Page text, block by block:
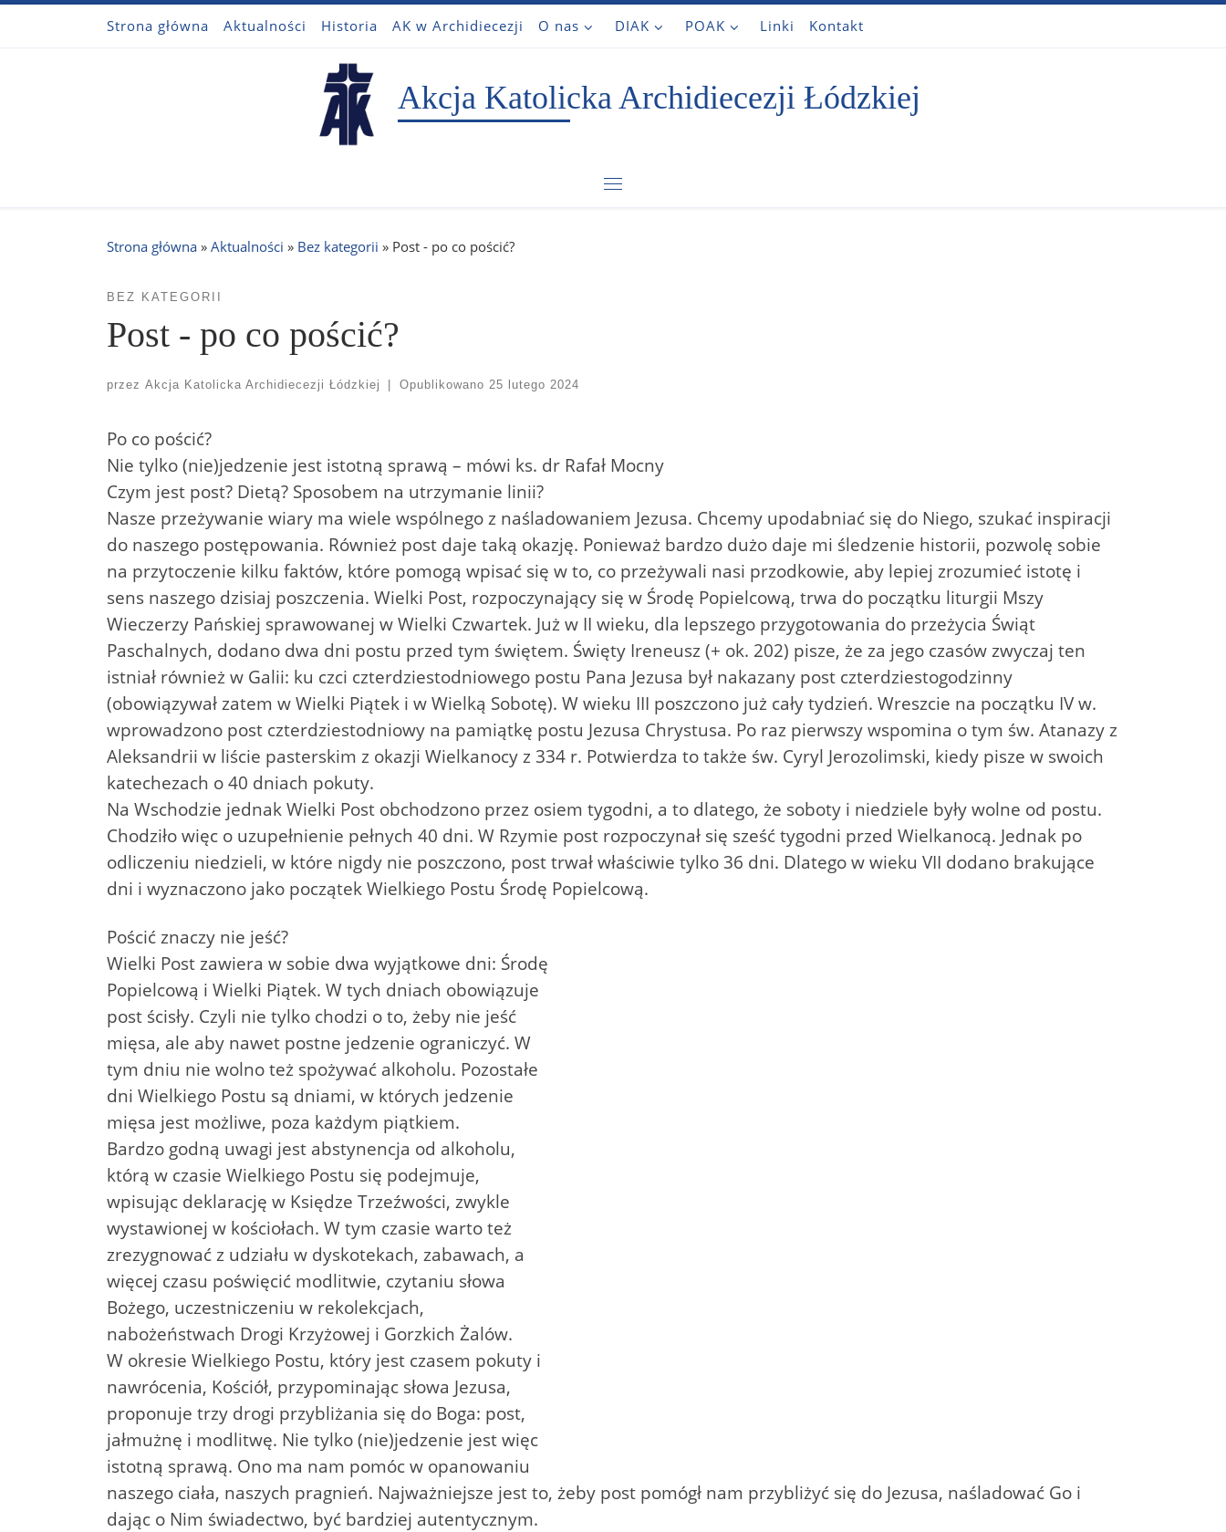
Przejdź do treściStrona główna Aktualności Historia AK w Archidiecezji O nas DIAK POAK Linki Kontakt
Akcja Katolicka Archidiecezji Łódzkiej
Strona główna » Aktualności » Bez kategorii » Post - po co pościć?
BEZ KATEGORII
Post - po co pościć?
przez Akcja Katolicka Archidiecezji Łódzkiej Opublikowano 25 lutego 2024
Po co pościć?
Nie tylko (nie)jedzenie jest istotną sprawą – mówi ks. dr Rafał Mocny
Czym jest post? Dietą? Sposobem na utrzymanie linii?
Nasze przeżywanie wiary ma wiele wspólnego z naśladowaniem Jezusa. Chcemy upodabniać się do Niego, szukać inspiracji
do naszego postępowania. Również post daje taką okazję. Ponieważ bardzo dużo daje mi śledzenie historii, pozwolę sobie
na przytoczenie kilku faktów, które pomogą wpisać się w to, co przeżywali nasi przodkowie, aby lepiej zrozumieć istotę i
sens naszego dzisiaj poszczenia. Wielki Post, rozpoczynający się w Środę Popielcową, trwa do początku liturgii Mszy
Wieczerzy Pańskiej sprawowanej w Wielki Czwartek. Już w II wieku, dla lepszego przygotowania do przeżycia Świąt
Paschalnych, dodano dwa dni postu przed tym świętem. Święty Ireneusz (+ ok. 202) pisze, że za jego czasów zwyczaj ten
istniał również w Galii: ku czci czterdziestodniowego postu Pana Jezusa był nakazany post czterdziestogodzinny
(obowiązywał zatem w Wielki Piątek i w Wielką Sobotę). W wieku III poszczono już cały tydzień. Wreszcie na początku IV w.
wprowadzono post czterdziestodniowy na pamiątkę postu Jezusa Chrystusa. Po raz pierwszy wspomina o tym św. Atanazy z
Aleksandrii w liście pasterskim z okazji Wielkanocy z 334 r. Potwierdza to także św. Cyryl Jerozolimski, kiedy pisze w swoich
katechezach o 40 dniach pokuty.
Na Wschodzie jednak Wielki Post obchodzono przez osiem tygodni, a to dlatego, że soboty i niedziele były wolne od postu.
Chodziło więc o uzupełnienie pełnych 40 dni. W Rzymie post rozpoczynał się sześć tygodni przed Wielkanocą. Jednak po
odliczeniu niedzieli, w które nigdy nie poszczono, post trwał właściwie tylko 36 dni. Dlatego w wieku VII dodano brakujące
dni i wyznaczono jako początek Wielkiego Postu Środę Popielcową.
Pościć znaczy nie jeść?
Wielki Post zawiera w sobie dwa wyjątkowe dni: Środę
Popielcową i Wielki Piątek. W tych dniach obowiązuje
post ścisły. Czyli nie tylko chodzi o to, żeby nie jeść
mięsa, ale aby nawet postne jedzenie ograniczyć. W
tym dniu nie wolno też spożywać alkoholu. Pozostałe
dni Wielkiego Postu są dniami, w których jedzenie
mięsa jest możliwe, poza każdym piątkiem.
Bardzo godną uwagi jest abstynencja od alkoholu,
którą w czasie Wielkiego Postu się podejmuje,
wpisując deklarację w Księdze Trzeźwości, zwykle
wystawionej w kościołach. W tym czasie warto też
zrezygnować z udziału w dyskotekach, zabawach, a
więcej czasu poświęcić modlitwie, czytaniu słowa
Bożego, uczestniczeniu w rekolekcjach,
nabożeństwach Drogi Krzyżowej i Gorzkich Żalów.
W okresie Wielkiego Postu, który jest czasem pokuty i
nawrócenia, Kościół, przypominając słowa Jezusa,
proponuje trzy drogi przybliżania się do Boga: post,
jałmużnę i modlitwę. Nie tylko (nie)jedzenie jest więc
istotną sprawą. Ono ma nam pomóc w opanowaniu
naszego ciała, naszych pragnień. Najważniejsze jest to, żeby post pomógł nam przybliżyć się do Jezusa, naśladować Go i
dając o Nim świadectwo, być bardziej autentycznym.